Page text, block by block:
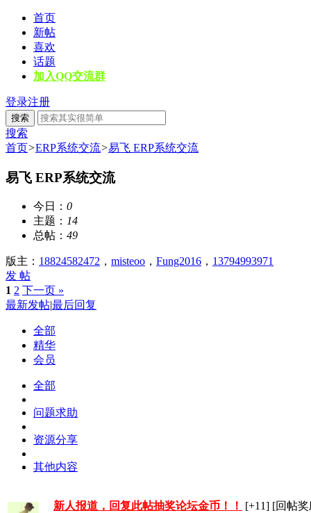
首页
新帖
喜欢
话题
加入QQ交流群
登录注册
搜索
搜索
首页>ERP系统交流>易飞 ERP系统交流
易飞 ERP系统交流
今日： 0
主题： 14
总帖： 49
版主： 18824582472 ， misteoo ， Fung2016 ， 13794993971
发 帖
1 2 下一页 »
最新发帖|最后回复
全部
精华
会员
全部
问题求助
资源分享
其他内容
新人报道，回复此帖抽奖论坛金币！！ [+11] [回帖奖